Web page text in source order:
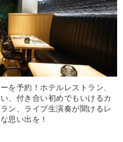
を予約！ホテルレストラン、
、付き合い初めでもいけるカ
ン、ライブ生演奏が聞けるレ
思い出を！